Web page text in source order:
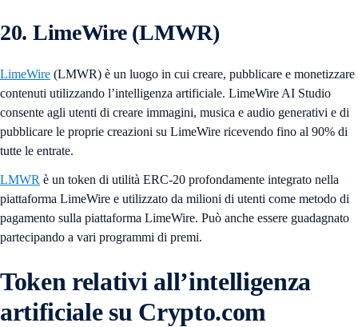
20. LimeWire (LMWR)
LimeWire (LMWR) è un luogo in cui creare, pubblicare e monetizzare
contenuti utilizzando l’intelligenza artificiale. LimeWire AI Studio
consente agli utenti di creare immagini, musica e audio generativi e di
pubblicare le proprie creazioni su LimeWire ricevendo fino al 90% di
tutte le entrate.
LMWR è un token di utilità ERC-20 profondamente integrato nella
piattaforma LimeWire e utilizzato da milioni di utenti come metodo di
pagamento sulla piattaforma LimeWire. Può anche essere guadagnato
partecipando a vari programmi di premi.
Token relativi all’intelligenza
artificiale su Crypto.com